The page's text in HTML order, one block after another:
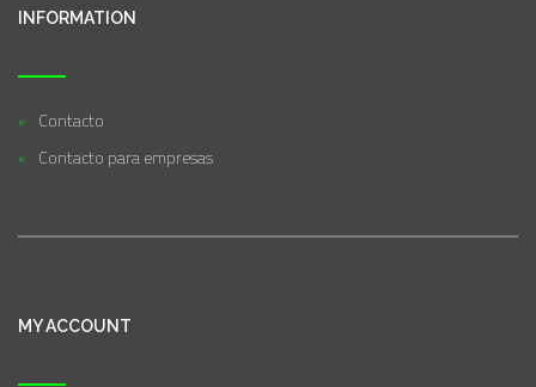
INFORMATION
Contacto
Contacto para empresas
MY ACCOUNT